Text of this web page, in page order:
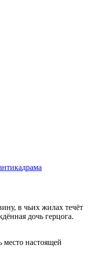
драма
в чьих жилах течёт
дочь герцога.
место настоящей